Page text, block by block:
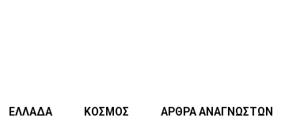
ΕΛΛΑΔΑ ΚΟΣΜΟΣ ΑΡΘΡΑ ΑΝΑΓΝΩΣΤΩΝ